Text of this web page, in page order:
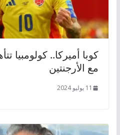
كوبا أميركا.. كولومبيا
مع الأرجنتين
11 يوليو 2024